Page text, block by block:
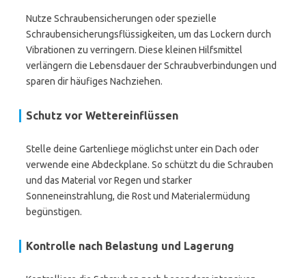
Nutze Schraubensicherungen oder spezielle
Schraubensicherungsflüssigkeiten, um das Lockern durch
Vibrationen zu verringern. Diese kleinen Hilfsmittel
verlängern die Lebensdauer der Schraubverbindungen und
sparen dir häufiges Nachziehen.
Schutz vor Wettereinflüssen
Stelle deine Gartenliege möglichst unter ein Dach oder
verwende eine Abdeckplane. So schützt du die Schrauben
und das Material vor Regen und starker
Sonneneinstrahlung, die Rost und Materialermüdung
begünstigen.
Kontrolle nach Belastung und Lagerung